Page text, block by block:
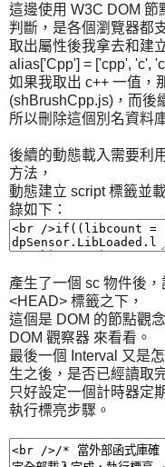
這邊使用 W3C DOM 節
判斷，是各個瀏覽器都
取出屬性後我拿去和建
alias['Cpp'] = ['cpp', 'c',
如果我取出 c++ 一值，
(shBrushCpp.js)，而後
所以刪除這個別名資料
後續的動態載入需要利
方法，
動態建立 script 標籤並
錄如下：
產生了一個 sc 物件後
<HEAD> 標籤之下，
這個是 DOM 的節點觀
DOM 觀察器 來看看。
最後一個 Interval 又是
生之後，是否已經讀取
只好設定一個計時器定
執行標亮步驟。